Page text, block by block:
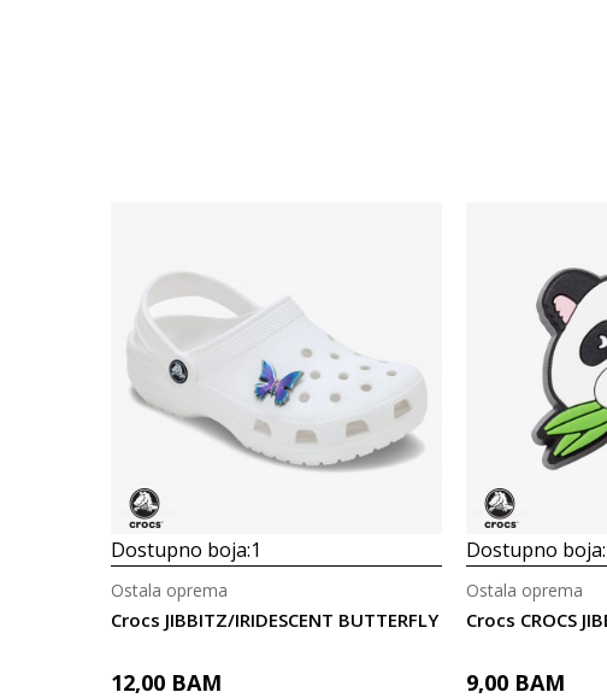
Dostupno boja:1
Crocs JIBBITZ/IRIDESCENT BUTTERFLY
Ostala oprema
12,00 BAM
Dostupno boja:
Ostala oprema
9,00 BAM